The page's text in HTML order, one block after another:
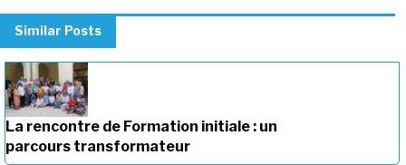
Similar Posts
La rencontre de Formation initiale : un
parcours transformateur